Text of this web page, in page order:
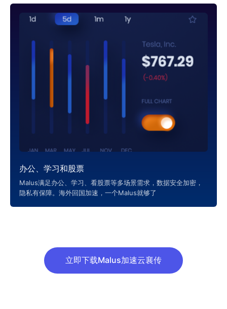
办公、学习和股票
Malus满足办公、学习、看股票等多场景需求，数据安全加密，
隐私有保障。海外回国加速，一个Malus就够了
立即下载Malus加速云襄传